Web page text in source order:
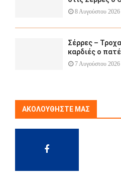
8 Αυγούστου 2026
Σέρρες –
καρδιές ο
7 Αυγούστου 2026
ΑΚΟΛΟΥΘΉΣΤΕ ΜΑΣ